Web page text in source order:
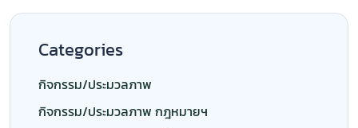
Categories
กิจกรรม/ประมวลภาพ
กิจกรรม/ประมวลภาพ กฎหมายฯ